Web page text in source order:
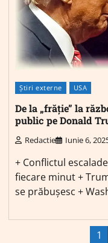
Știri externe USA
De la „frăție” la
public pe Donald
Redactie Iunie 6,
+ Conflictul
fiecare minut +
se prăbușesc +
1